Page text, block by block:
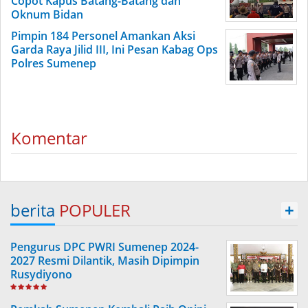
Oknum Bidan
Pimpin 184 Personel Amankan Aksi
Garda Raya Jilid III, Ini Pesan Kabag Ops
Polres Sumenep
Komentar
berita POPULER +
Pengurus DPC PWRI Sumenep 2024-
2027 Resmi Dilantik, Masih Dipimpin
Rusydiyono